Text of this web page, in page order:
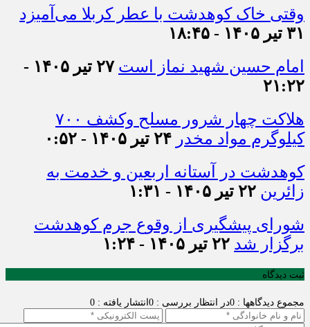
وقتی خاک کوهدشت با عطر کربلا می‌آمیزد
۳۱ تیر ۱۴۰۵ - ۱۸:۴۵
امام حسین شهید نماز است
۲۷ تیر ۱۴۰۵ -
۲۱:۲۲
هلاکت چهار شرور مسلح وکشف ۷۰۰
کیلوگرم مواد مخدر ۲۴ تیر ۱۴۰۵ - ۰:۵۲
کوهدشت در آستانه اربعین و خدمت‌ به
زائرین ۲۲ تیر ۱۴۰۵ - ۱:۳۱
شورای پیشگیری از وقوع جرم کوهدشت
برگزار شد ۲۲ تیر ۱۴۰۵ - ۱:۲۴
ثبت دیدگاه
مجموع دیدگاهها : 0 در انتظار بررسی : 0 انتشار یافته : 0